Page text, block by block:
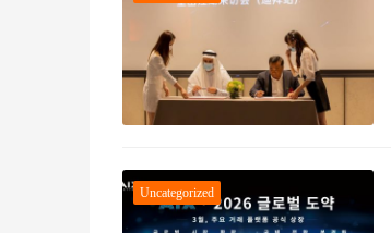
Uncategorized